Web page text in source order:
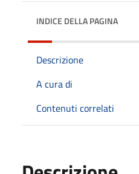
INDICE DELLA PAGINA
Descrizione
A cura di
Contenuti correlati